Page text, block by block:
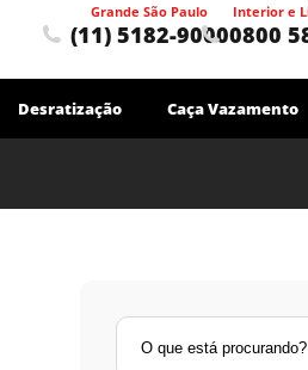
Grande São Paulo
(11) 5182-9000
Interior e
0800
Desratização Caça Vazamento